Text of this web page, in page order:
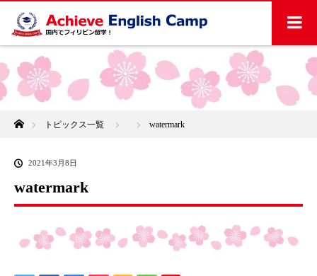
ホームトピックス一覧 watermark
2021年3月8日
watermark